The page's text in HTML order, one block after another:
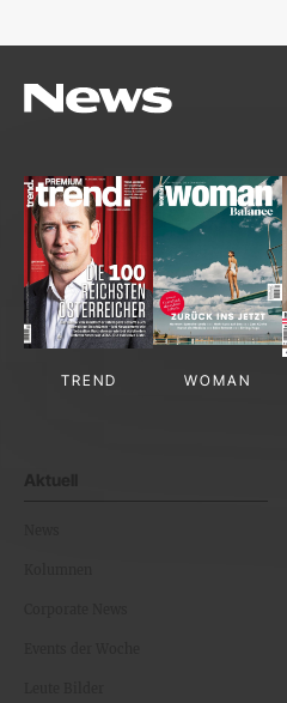
TREND WOMAN